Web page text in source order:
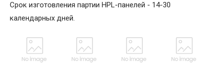
Срок изготовления партии HPL-панелей - 14-30
календарных дней.